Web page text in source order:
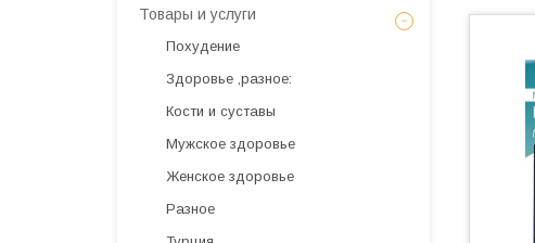
Товары и услуги
Похудение
Здоровье ,разное:
Кости и суставы
Мужское здоровье
Женское здоровье
Разное